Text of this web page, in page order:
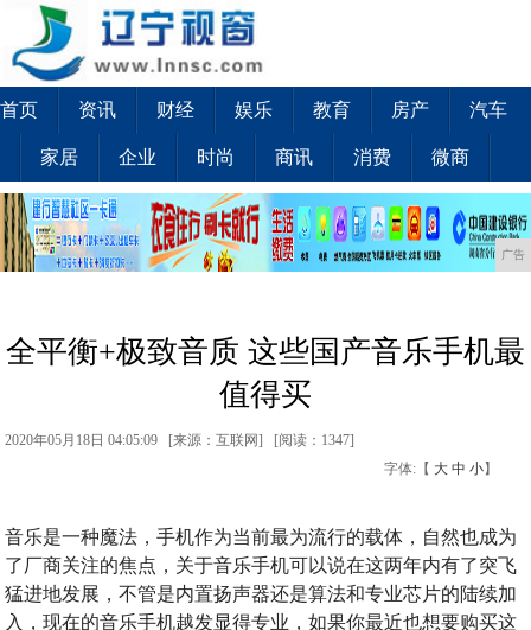
首页 资讯 财经 娱乐 教育 房产 汽车
家居 企业 时尚 商讯 消费 微商
广告
全平衡+极致音质 这些国产音乐手机最
值得买
2020年05月18日 04:05:09 [来源：互联网] [阅读：1347]
字体:【 大 中 小】
音乐是一种魔法，手机作为当前最为流行的载体，自然也成为
了厂商关注的焦点，关于音乐手机可以说在这两年内有了突飞
猛进地发展，不管是内置扬声器还是算法和专业芯片的陆续加
入，现在的音乐手机越发显得专业，如果你最近也想要购买这